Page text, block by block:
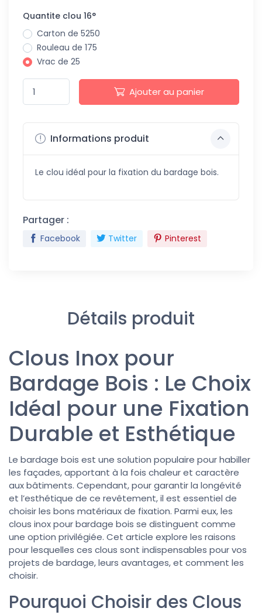
Quantite clou 16°
Carton de 5250
Rouleau de 175
Vrac de 25
Ajouter au panier
Informations produit
Le clou idéal pour la fixation du bardage bois.
Partager :
Facebook Twitter Pinterest
Détails produit
Clous Inox pour
Bardage Bois : Le Choix
Idéal pour une Fixation
Durable et Esthétique
Le bardage bois est une solution populaire pour habiller
les façades, apportant à la fois chaleur et caractère
aux bâtiments. Cependant, pour garantir la longévité
et l’esthétique de ce revêtement, il est essentiel de
choisir les bons matériaux de fixation. Parmi eux, les
clous inox pour bardage bois se distinguent comme
une option privilégiée. Cet article explore les raisons
pour lesquelles ces clous sont indispensables pour vos
projets de bardage, leurs avantages, et comment les
choisir.
Pourquoi Choisir des Clous